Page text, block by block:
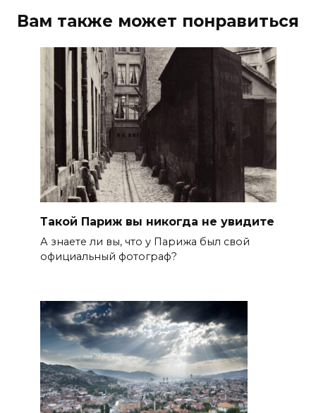
Вам также может понравиться
Такой Париж вы никогда не увидите
А знаете ли вы, что у Парижа был свой
официальный фотограф?